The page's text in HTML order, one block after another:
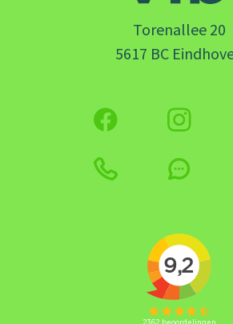
Torenallee 20
5617 BC